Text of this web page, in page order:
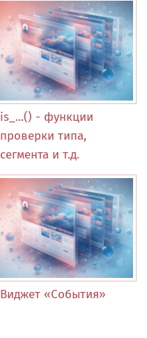
is_...() - функции
проверки типа,
сегмента и т.д.
Виджет «События»